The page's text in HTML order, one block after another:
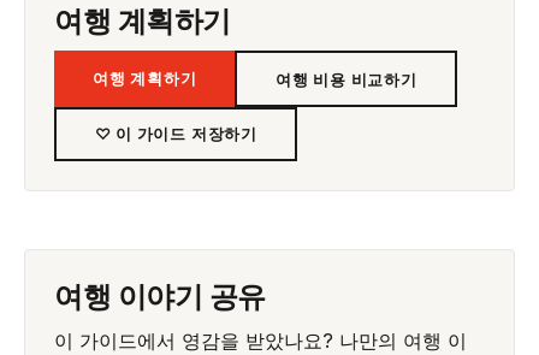
여행 계획하기
여행 계획하기 여행 비용 비교하기
♡ 이 가이드 저장하기
여행 이야기 공유
이 가이드에서 영감을 받았나요? 나만의 여행 이